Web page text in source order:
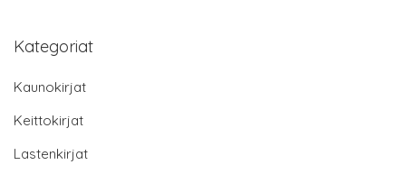
Kategoriat
Kaunokirjat
Keittokirjat
Lastenkirjat